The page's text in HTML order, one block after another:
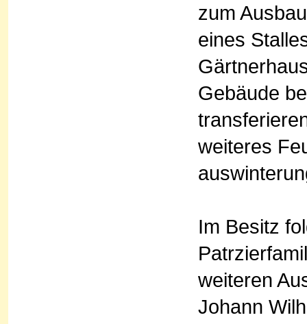
zum
eines
Gebäude
weiteres
Im Besitz
weiteren
Johann